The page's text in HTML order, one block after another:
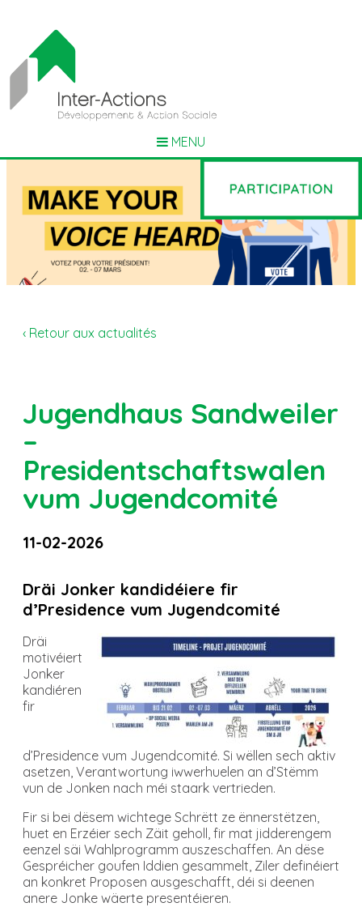
MENU
‹ Retour aux actualités
Jugendhaus Sandweiler
–
Presidentschaftswalen
vum Jugendcomité
11-02-2026
Dräi Jonker kandidéiere fir
d’Presidence vum Jugendcomité
Dräi
motivéiert
Jonker
kandiéren
fir
d’Presidence vum Jugendcomité. Si wëllen sech aktiv
asetzen, Verantwortung iwwerhuelen an d’Stëmm
vun de Jonken nach méi staark vertrieden.
Fir si bei dësem wichtege Schrëtt ze ënnerstëtzen,
huet en Erzéier sech Zäit geholl, fir mat jidderengem
eenzel säi Wahlprogramm auszeschaffen. An dëse
Gespréicher goufen Iddien gesammelt, Ziler definéiert
an konkret Proposen ausgeschafft, déi si deenen
anere Jonke wäerte presentéieren.